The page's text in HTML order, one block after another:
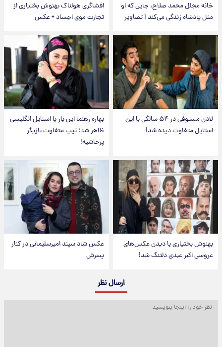
خانه مجلل محمد صلاح، جایی که او
مثل پادشاه زندگی می‌کند | تصاویر
افشاگری هولناک بهنوش بختیاری از
تجارت موی اجساد + عکس
لادن مستوفی در ۵۴ سالگی با این
استایل متفاوت دیده شد!
بهاره رهنما این بار با استایل انگلیسی
ظاهر شد؛ تیپ متفاوت بازیگر
پرحاشیه!
بهنوش بختیاری با دیدن عکس‌های
عروسی اکبر عبدی دلتنگ شد!
عکس شاد سپند امیرسلیمانی در کنار
پسرش
ارسال نظر